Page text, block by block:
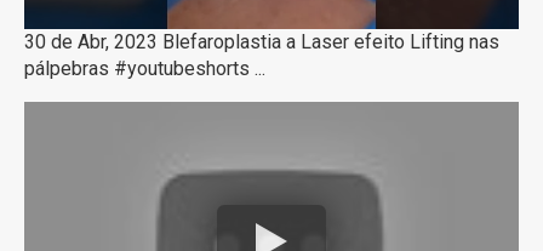
30 de Abr, 2023 Blefaroplastia a Laser efeito Lifting nas
pálpebras #youtubeshorts ...